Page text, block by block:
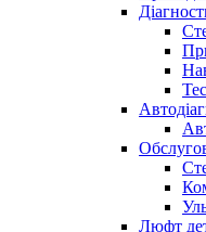
Люфт